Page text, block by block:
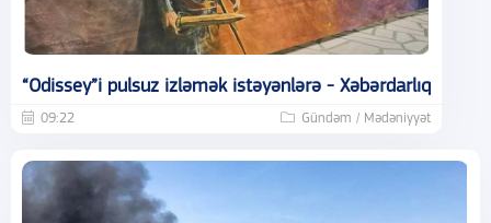
“Odissey”i pulsuz izləmək istəyənlərə - Xəbərdarlıq
09:22 Gündəm / Mədəniyyət